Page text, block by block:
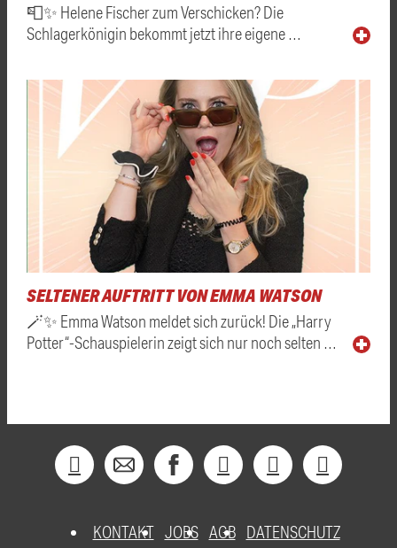
📮✨ Helene Fischer zum Verschicken? Die
Schlagerkönigin bekommt jetzt ihre eigene …
SELTENER AUFTRITT VON EMMA WATSON
🪄✨ Emma Watson meldet sich zurück! Die „Harry
Potter“-Schauspielerin zeigt sich nur noch selten …
KONTAKT JOBS AGB DATENSCHUTZ